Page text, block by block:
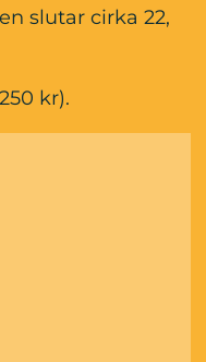
slutar cirka 22,
kr).